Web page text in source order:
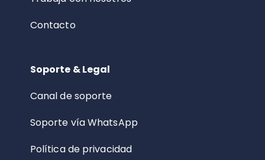
Contacto
Soporte & Legal
Canal de soporte
Soporte vía WhatsApp
Política de privacidad